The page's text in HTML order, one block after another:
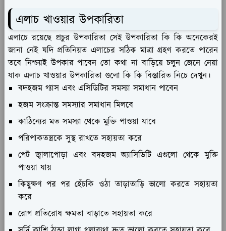
এলাচ খাওয়ার উপকারিতা
এলাচে রয়েছে প্রচুর উপকারিতা সেই উপকারিতা কি কি অনেকেরই
জানা নেই যদি প্রতিনিয়ত এলাচের সঠিক মাত্রা গ্রহণ করতে পারেন
তবে নিশ্চয়ই উপকার পাবেন তো কথা না বাড়িয়ে চলুন জেনে নেয়া
যাক এলাচ খাওয়ার উপকারিতা গুলো কি কি বিস্তারিত নিচে দেখুন।
বদহজম গ্যাস এবং এসিডিটির সমস্যা সমাধান পাবেন
হজম সংক্রান্ত সমস্যার সমাধান মিলবে
কাঠিন্যের মত সমস্যা থেকে মুক্তি পাওয়া যাবে
পরিপাকতন্ত্রকে সুস্থ রাখতে সহায়তা করে
পেট জ্বালাপোড়া এবং বদহজম অ্যাসিডিটি এগুলো থেকে মুক্তি
পাওয়া যায়
কিছুক্ষণ পর পর হেঁচকি ওঠা তাড়াতাড়ি ভালো করতে সহায়তা
করে
রোগ প্রতিরোধ ক্ষমতা বাড়াতে সহায়তা করে